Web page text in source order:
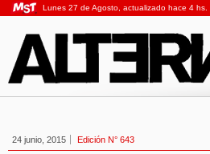
Lunes 27 de Agosto, actualizado hace 4 hs.
24 junio, 2015 Edición N° 643